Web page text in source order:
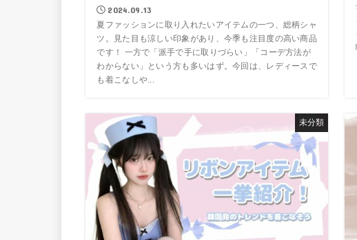
2024.09.13
夏ファッションに取り入れたいアイテムの一つ、総柄シャ
ツ。見た目も涼しい印象があり、今季も注目度の高い商品
です！ 一方で「派手で手に取りづらい」「コーデ方法が
わからない」という方も多いはず。今回は、レディースで
も着こなしや...
未分類